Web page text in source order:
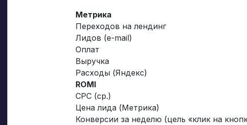
Метрика
Переходов на лендинг
Лидов (e-mail)
Оплат
Выручка
Расходы (Яндекс)
ROMI
CPC (ср.)
Цена лида (Метрика)
Конверсии за неделю (цель «клик на